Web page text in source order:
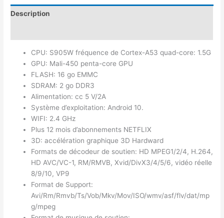
Description
CPU: S905W fréquence de Cortex-A53 quad-core: 1.5G
GPU: Mali-450 penta-core GPU
FLASH: 16 go EMMC
SDRAM: 2 go DDR3
Alimentation: cc 5 V/2A
Système d’exploitation: Android 10.
WIFI: 2.4 GHz
Plus 12 mois d’abonnements NETFLIX
3D: accélération graphique 3D Hardward
Formats de décodeur de soutien: HD MPEG1/2/4, H.264,
HD AVC/VC-1, RM/RMVB, Xvid/DivX3/4/5/6, vidéo réelle
8/9/10, VP9
Format de Support:
Avi/Rm/Rmvb/Ts/Vob/Mkv/Mov/ISO/wmv/asf/flv/dat/mp
g/mpeg